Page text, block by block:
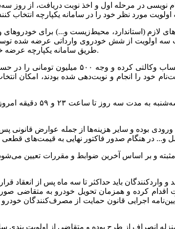
نویسی در مرحله اول و اخذ نوبت دریافت، از روز
لازم (استاندارد، محیط‌زیست و...) برای خودروهای
سه اولویت از شش خودروی وارداتی عرضه
طریق سامانه یکپارچه عرضه خودروهای وارداتی، فراهم شد.
در این مرحله تنها متقاضیانی که در اسفندماه سال گذشته
از طریق سامانه یکپارچه ثبت‌نام خود را انجام و نوبت‌دهی شده
بوده و سایر هزینه‌ها از جمله عوارض قانونی
و... در هنگام صدور فاکتور نهایی به قیمت‌های
و بر اساس آخرین ضوابط و مقررات تعیین
واردکنندگان باید حداکثر تا سه ماه پس از انعقاد
کرده و همزمان تحویل خودرو به متقاضی
اجرایی قانون حمایت از مصرف‌کنندگان
انصراف از طرح بوده و متقاضی از اولویت بندی